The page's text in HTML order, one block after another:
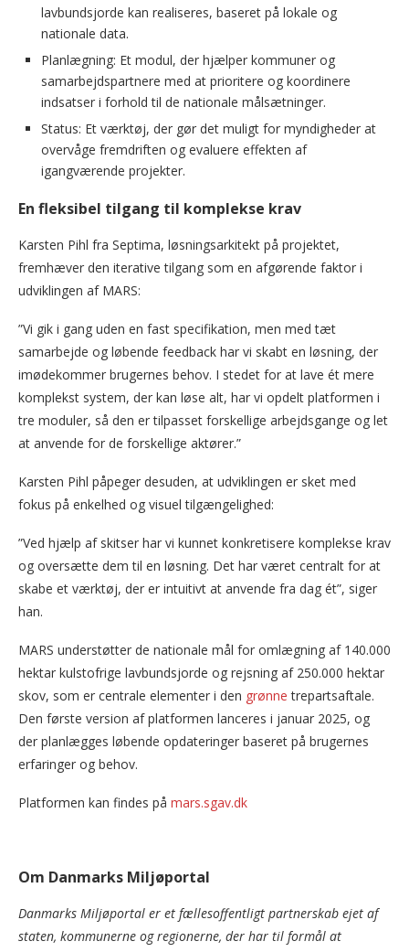
lavbundsjorde kan realiseres, baseret på lokale og
nationale data.
Planlægning: Et modul, der hjælper kommuner og
samarbejdspartnere med at prioritere og koordinere
indsatser i forhold til de nationale målsætninger.
Status: Et værktøj, der gør det muligt for myndigheder at
overvåge fremdriften og evaluere effekten af
igangværende projekter.
En fleksibel tilgang til komplekse krav
Karsten Pihl fra Septima, løsningsarkitekt på projektet,
fremhæver den iterative tilgang som en afgørende faktor i
udviklingen af MARS:
”Vi gik i gang uden en fast specifikation, men med tæt
samarbejde og løbende feedback har vi skabt en løsning, der
imødekommer brugernes behov. I stedet for at lave ét mere
komplekst system, der kan løse alt, har vi opdelt platformen i
tre moduler, så den er tilpasset forskellige arbejdsgange og let
at anvende for de forskellige aktører.”
Karsten Pihl påpeger desuden, at udviklingen er sket med
fokus på enkelhed og visuel tilgængelighed:
”Ved hjælp af skitser har vi kunnet konkretisere komplekse krav
og oversætte dem til en løsning. Det har været centralt for at
skabe et værktøj, der er intuitivt at anvende fra dag ét”, siger
han.
MARS understøtter de nationale mål for omlægning af 140.000
hektar kulstofrige lavbundsjorde og rejsning af 250.000 hektar
skov, som er centrale elementer i den grønne trepartsaftale.
Den første version af platformen lanceres i januar 2025, og
der planlægges løbende opdateringer baseret på brugernes
erfaringer og behov.
Platformen kan findes på mars.sgav.dk
Om Danmarks Miljøportal
Danmarks Miljøportal er et fællesoffentligt partnerskab ejet af
staten, kommunerne og regionerne, der har til formål at